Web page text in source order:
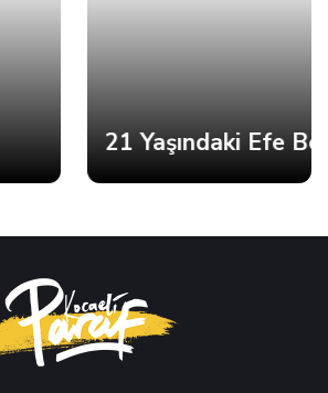
21 Yaşındaki Efe Berat Mama Hayatını Kaybetti